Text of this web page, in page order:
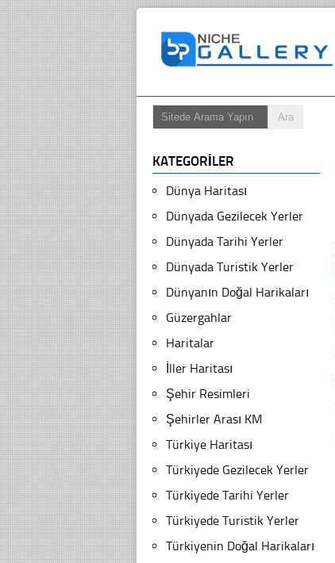
KATEGORILER
Dünya Haritası
Dünyada Gezilecek Yerler
Dünyada Tarihi Yerler
Dünyada Turistik Yerler
Dünyanın Doğal Harikaları
Güzergahlar
Haritalar
İller Haritası
Şehir Resimleri
Şehirler Arası KM
Türkiye Haritası
Türkiyede Gezilecek Yerler
Türkiyede Tarihi Yerler
Türkiyede Turistik Yerler
Türkiyenin Doğal Harikaları